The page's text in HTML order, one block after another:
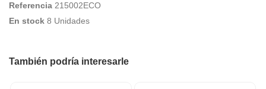
Referencia 215002ECO
En stock 8 Unidades
También podría interesarle